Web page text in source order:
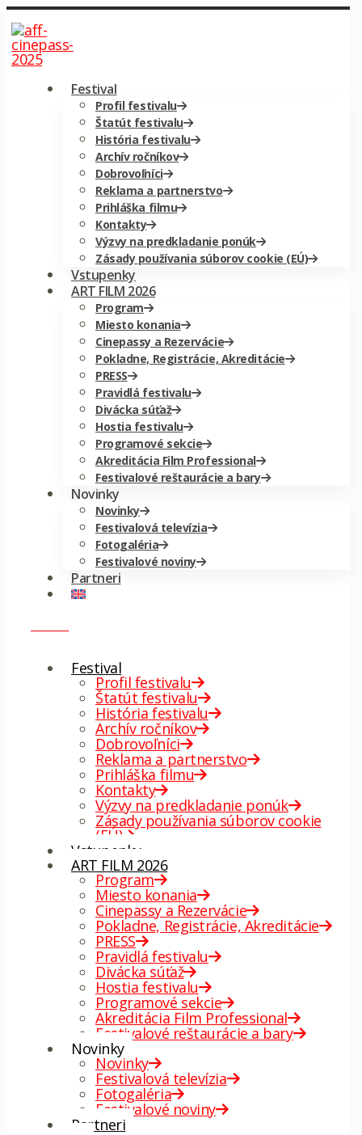
Festival
Profil festivalu
Štatút festivalu
História festivalu
Archív ročníkov
Dobrovoľníci
Reklama a partnerstvo
Prihláška filmu
Kontakty
Výzvy na predkladanie ponúk
Zásady používania súborov cookie (EÚ)
Vstupenky
ART FILM 2026
Program
Miesto konania
Cinepassy a Rezervácie
Pokladne, Registrácie, Akreditácie
PRESS
Pravidlá festivalu
Divácka súťaž
Hostia festivalu
Programové sekcie
Akreditácia Film Professional
Festivalové reštaurácie a bary
Novinky
Novinky
Festivalová televízia
Fotogaléria
Festivalové noviny
Partneri
Festival
Profil festivalu
Štatút festivalu
História festivalu
Archív ročníkov
Dobrovoľníci
Reklama a partnerstvo
Prihláška filmu
Kontakty
Výzvy na predkladanie ponúk
Zásady používania súborov cookie
(EÚ)
Vstupenky
ART FILM 2026
Program
Miesto konania
Cinepassy a Rezervácie
Pokladne, Registrácie, Akreditácie
PRESS
Pravidlá festivalu
Divácka súťaž
Hostia festivalu
Programové sekcie
Akreditácia Film Professional
Festivalové reštaurácie a bary
Novinky
Novinky
Festivalová televízia
Fotogaléria
Festivalové noviny
Partneri